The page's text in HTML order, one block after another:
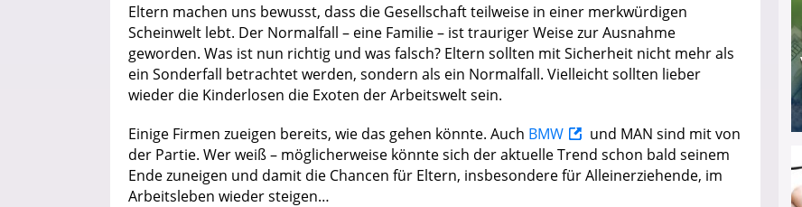
Eltern machen uns bewusst, dass die Gesellschaft teilweise in einer merkwürdigen
Scheinwelt lebt. Der Normalfall – eine Familie – ist trauriger Weise zur Ausnahme
geworden. Was ist nun richtig und was falsch? Eltern sollten mit Sicherheit nicht mehr als
ein Sonderfall betrachtet werden, sondern als ein Normalfall. Vielleicht sollten lieber
wieder die Kinderlosen die Exoten der Arbeitswelt sein.
Einige Firmen zueigen bereits, wie das gehen könnte. Auch BMW
und MAN sind mit von
der Partie. Wer weiß – möglicherweise könnte sich der aktuelle Trend schon bald seinem
Ende zuneigen und damit die Chancen für Eltern, insbesondere für Alleinerziehende, im
Arbeitsleben wieder steigen…
I❶I Schnell Geld verdienen: 20 seriöse